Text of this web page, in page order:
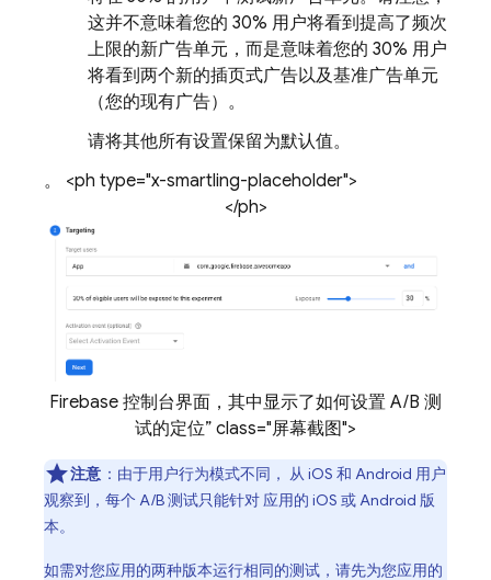
这并不意味着您的 30% 用户将看到提高了频次
上限的新广告单元，而是意味着您的 30% 用户
将看到两个新的插页式广告以及基准广告单元
（您的现有广告）。
请将其他所有设置保留为默认值。
。 <ph type="x-smartling-placeholder">
</ph>
Firebase 控制台界面，其中显示了如何设置 A/B 测
试的定位” class="屏幕截图">
注意 ：由于用户行为模式不同， 从 iOS 和 Android 用户
观察到，每个 A/B 测试只能针对 应用的 iOS 或 Android 版
本。
如需对您应用的两种版本运行相同的测试，请先为您应用的